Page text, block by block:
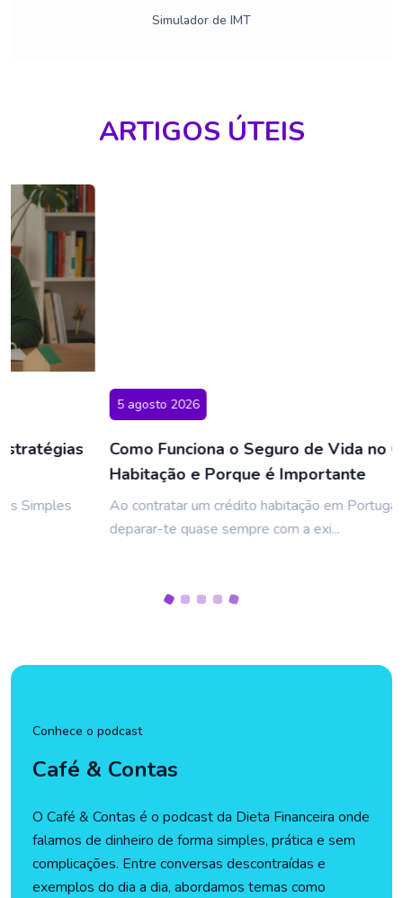
Simulador de IMT
ARTIGOS ÚTEIS
Como Funciona o Seguro de Vida no Crédito
Habitação e Porque é Importante
Ao contratar um crédito habitação em Portugal, vais
deparar-te quase sempre com a exi...
Conhece o podcast
Café & Contas
O Café & Contas é o podcast da Dieta Financeira onde
falamos de dinheiro de forma simples, prática e sem
complicações. Entre conversas descontraídas e
exemplos do dia a dia, abordamos temas como